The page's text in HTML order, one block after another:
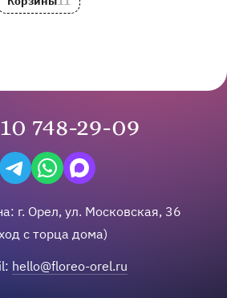
748-29-09
Написать в Telegram
Написать на WhatsApp
Написать в Max
г. Орел, ул. Московская, 36
с торца дома)
hello@floreo-orel.ru